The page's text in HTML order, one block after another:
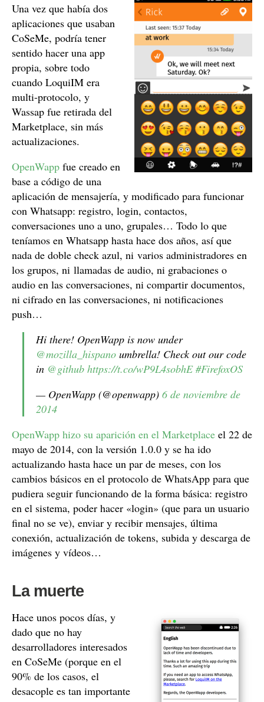
Una vez que había dos
aplicaciones que usaban
CoSeMe, podría tener
sentido hacer una app
propia, sobre todo
cuando LoquiIM era
multi-protocolo, y
Wassap fue retirada del
Marketplace, sin más
actualizaciones.
OpenWapp fue creado en
base a código de una
aplicación de mensajería, y modificado para funcionar
con Whatsapp: registro, login, contactos,
conversaciones uno a uno, grupales… Todo lo que
teníamos en Whatsapp hasta hace dos años, así que
nada de doble check azul, ni varios administradores en
los grupos, ni llamadas de audio, ni grabaciones o
audio en las conversaciones, ni compartir documentos,
ni cifrado en las conversaciones, ni notificaciones
push…
Hi there! OpenWapp is now under
@mozilla_hispano umbrella! Check out our code
in @github https://t.co/wP9L4sobhE #FirefoxOS
— OpenWapp (@openwapp) 6 de noviembre de
2014
OpenWapp hizo su aparición en el Marketplace el 22 de
mayo de 2014, con la versión 1.0.0 y se ha ido
actualizando hasta hace un par de meses, con los
cambios básicos en el protocolo de WhatsApp para que
pudiera seguir funcionando de la forma básica: registro
en el sistema, poder hacer «login» (que para un usuario
final no se ve), enviar y recibir mensajes, última
conexión, actualización de tokens, subida y descarga de
imágenes y vídeos…
La muerte
Hace unos pocos días, y
dado que no hay
desarrolladores interesados
en CoSeMe (porque en el
90% de los casos, el
desacople es tan importante